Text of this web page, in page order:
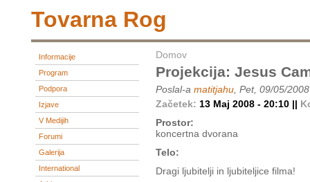
Tovarna Rog
Informacije
Program
Podpora
Izjave
V Medijih
Forumi
Galerija
International
Domov
Projekcija: Jesus
Poslal-a matitjahu , Pet, 09/05/
Začetek: 13 Maj 2008 - 20:10 ||
Prostor:
koncertna dvorana
Telo:
Dragi ljubitelji in ljubiteljice filma!